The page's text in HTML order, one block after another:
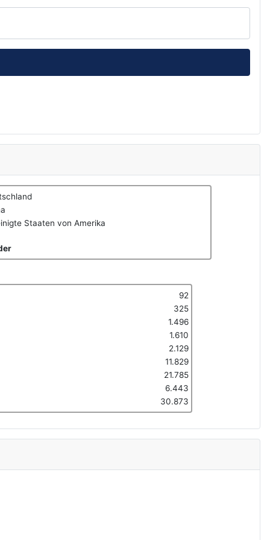
Staaten von Amerika
92
325
1.496
1.610
2.129
11.829
21.785
6.443
30.873